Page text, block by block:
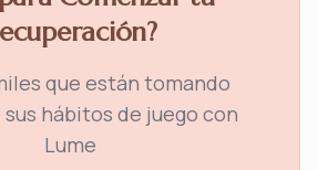
que están tomando
hábitos de juego con
Lume